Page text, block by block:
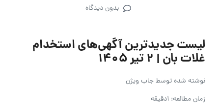
بدون دیدگاه
لیست جدیدترین آگهی‌های استخدام
غلات بان | ۲ تیر ۱۴۰۵
نوشته شده توسطجاب ویژن
زمان مطالعه: 1دقیقه